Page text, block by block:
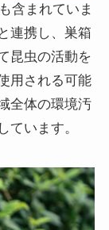
含まれていま
連携し、巣箱
昆虫の活動を
用される可能
全体の環境汚
ています。